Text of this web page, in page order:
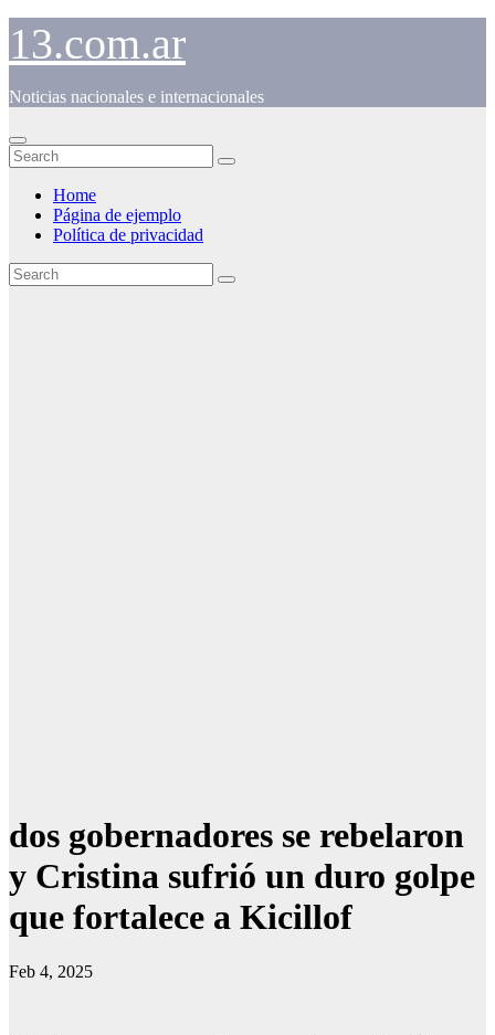
Skip
content
13.com.ar
Noticias nacionales e internacionales
Home
Página de ejemplo
Política de privacidad
dos gobernadores se rebelaron
y Cristina sufrió un duro golpe
que fortalece a Kicillof
Feb 4, 2025